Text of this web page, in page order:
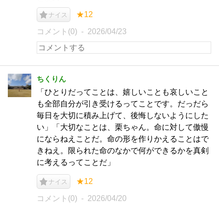
ナイス ★12
コメント(0) 2026/04/23
ちくりん
「ひとりだってことは、嬉しいことも哀しいこと
も全部自分が引き受けるってことです。だっだら
毎日を大切に積み上げて、後悔しないようにした
い」「大切なことは、栗ちゃん。命に対して傲慢
にならねえことだ。命の形を作りかえることはで
きねえ。限られた命のなかで何ができるかを真剣
に考えるってことだ」
ナイス ★12
コメント(0) 2026/04/20